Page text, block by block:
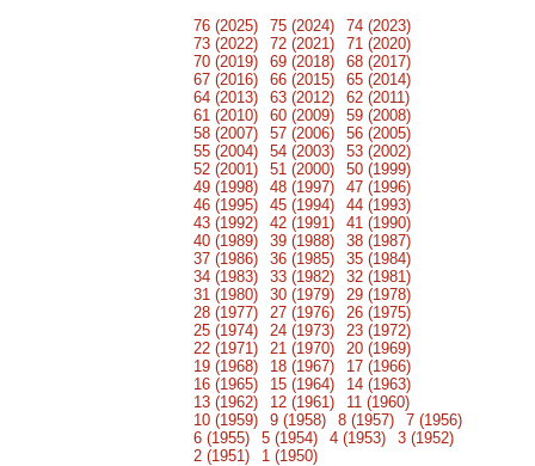
76 (2025) 75 (2024)
74 (2023)
73 (2022)
72 (2021)
71 (2020)
70 (2019)
69 (2018)
68 (2017)
67 (2016)
66 (2015)
65 (2014)
64 (2013)
63 (2012)
62 (2011)
61 (2010)
60 (2009)
59 (2008)
58 (2007)
57 (2006)
56 (2005)
55 (2004)
54 (2003)
53 (2002)
52 (2001)
51 (2000)
50 (1999)
49 (1998)
48 (1997)
47 (1996)
46 (1995)
45 (1994)
44 (1993)
43 (1992)
42 (1991)
41 (1990)
40 (1989)
39 (1988)
38 (1987)
37 (1986)
36 (1985)
35 (1984)
34 (1983)
33 (1982)
32 (1981)
31 (1980)
30 (1979)
29 (1978)
28 (1977)
27 (1976)
26 (1975)
25 (1974)
24 (1973)
23 (1972)
22 (1971)
21 (1970)
20 (1969)
19 (1968)
18 (1967)
17 (1966)
16 (1965)
15 (1964)
14 (1963)
13 (1962)
12 (1961)
11 (1960)
10 (1959)
9 (1958) 8 (1957)
7 (1956)
6 (1955)
5 (1954) 4 (1953)
3 (1952)
2 (1951)
1 (1950)